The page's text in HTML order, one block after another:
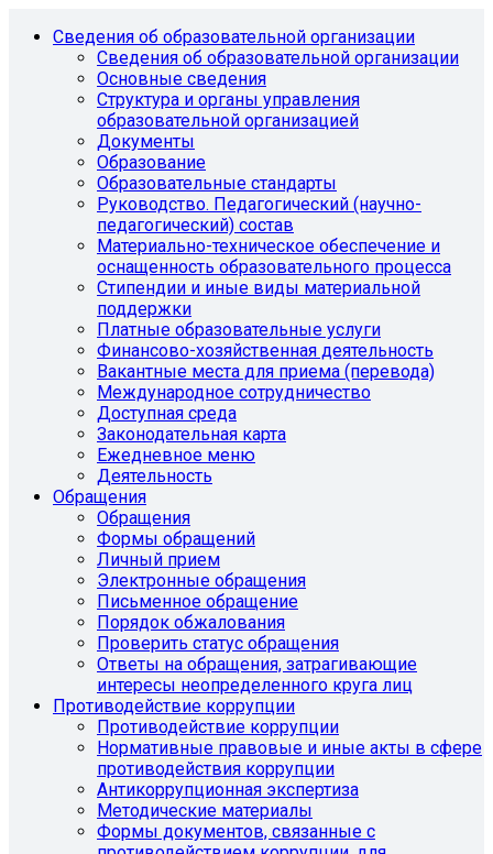
Сведения об образовательной организации
Сведения об образовательной организации
Основные сведения
Структура и органы управления
образовательной организацией
Документы
Образование
Образовательные стандарты
Руководство. Педагогический (научно-
педагогический) состав
Материально-техническое обеспечение и
оснащенность образовательного процесса
Стипендии и иные виды материальной
поддержки
Платные образовательные услуги
Финансово-хозяйственная деятельность
Вакантные места для приема (перевода)
Международное сотрудничество
Доступная среда
Законодательная карта
Ежедневное меню
Деятельность
Обращения
Обращения
Формы обращений
Личный прием
Электронные обращения
Письменное обращение
Порядок обжалования
Проверить статус обращения
Ответы на обращения, затрагивающие
интересы неопределенного круга лиц
Противодействие коррупции
Противодействие коррупции
Нормативные правовые и иные акты в сфере
противодействия коррупции
Антикоррупционная экспертиза
Методические материалы
Формы документов, связанные с